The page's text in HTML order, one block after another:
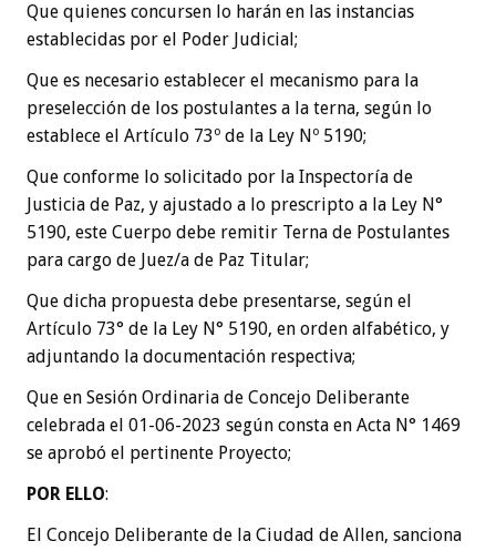
Que quienes concursen lo harán en las instancias
establecidas por el Poder Judicial;
Que es necesario establecer el mecanismo para la
preselección de los postulantes a la terna, según lo
establece el Artículo 73º de la Ley Nº 5190;
Que conforme lo solicitado por la Inspectoría de
Justicia de Paz, y ajustado a lo prescripto a la Ley N°
5190, este Cuerpo debe remitir Terna de Postulantes
para cargo de Juez/a de Paz Titular;
Que dicha propuesta debe presentarse, según el
Artículo 73° de la Ley N° 5190, en orden alfabético, y
adjuntando la documentación respectiva;
Que en Sesión Ordinaria de Concejo Deliberante
celebrada el 01-06-2023 según consta en Acta N° 1469
se aprobó el pertinente Proyecto;
POR ELLO:
El Concejo Deliberante de la Ciudad de Allen, sanciona